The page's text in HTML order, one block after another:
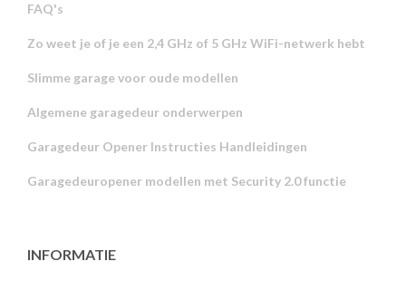
FAQ's
Zo weet je of je een 2,4 GHz of 5 GHz WiFi-netwerk hebt
Slimme garage voor oude modellen
Algemene garagedeur onderwerpen
Garagedeur Opener Instructies Handleidingen
Garagedeuropener modellen met Security 2.0 functie
INFORMATIE